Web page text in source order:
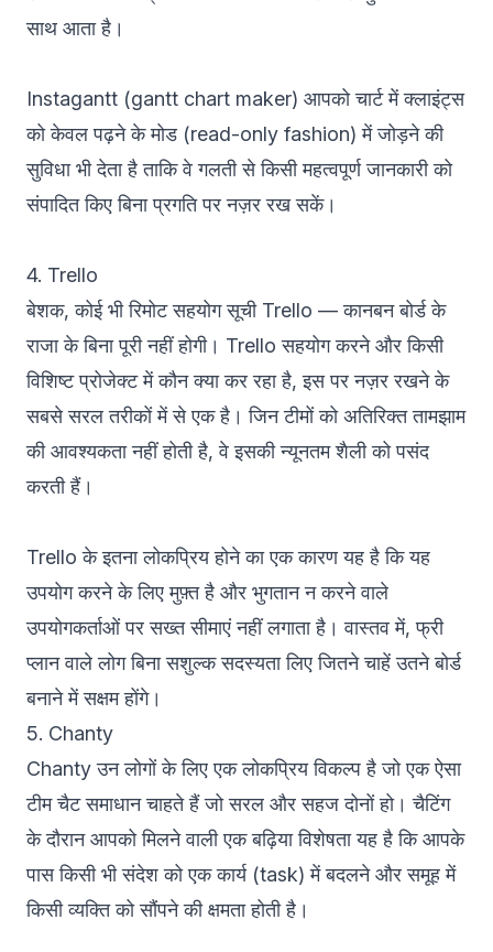
साथ आता है।
Instagantt (gantt chart maker) आपको चार्ट में क्लाइंट्स
को केवल पढ़ने के मोड (read-only fashion) में जोड़ने की
सुविधा भी देता है ताकि वे गलती से किसी महत्वपूर्ण जानकारी को
संपादित किए बिना प्रगति पर नज़र रख सकें।
4. Trello
बेशक, कोई भी रिमोट सहयोग सूची Trello — कानबन बोर्ड के
राजा के बिना पूरी नहीं होगी। Trello सहयोग करने और किसी
विशिष्ट प्रोजेक्ट में कौन क्या कर रहा है, इस पर नज़र रखने के
सबसे सरल तरीकों में से एक है। जिन टीमों को अतिरिक्त तामझाम
की आवश्यकता नहीं होती है, वे इसकी न्यूनतम शैली को पसंद
करती हैं।
Trello के इतना लोकप्रिय होने का एक कारण यह है कि यह
उपयोग करने के लिए मुफ़्त है और भुगतान न करने वाले
उपयोगकर्ताओं पर सख्त सीमाएं नहीं लगाता है। वास्तव में, फ्री
प्लान वाले लोग बिना सशुल्क सदस्यता लिए जितने चाहें उतने बोर्ड
बनाने में सक्षम होंगे।
5. Chanty
Chantyउन लोगों के लिए एक लोकप्रिय विकल्प है जो एक ऐसा
टीम चैट समाधान चाहते हैं जो सरल और सहज दोनों हो। चैटिंग
के दौरान आपको मिलने वाली एक बढ़िया विशेषता यह है कि आपके
पास किसी भी संदेश को एक कार्य (task) में बदलने और समूह में
किसी व्यक्ति को सौंपने की क्षमता होती है।